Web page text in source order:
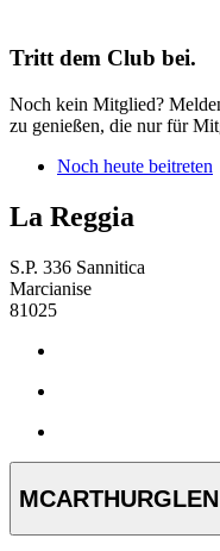
Tritt dem Club bei.
Noch kein Mitglied?
zu genießen, die nur für
Noch heute beitreten
La Reggia
S.P. 336 Sannitica
Marcianise
81025